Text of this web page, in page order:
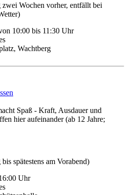
Wochen vorher, entfällt bei
10:00 bis 11:30 Uhr
Wachtberg
Spaß - Kraft, Ausdauer und
hier aufeinander (ab 12 Jahre;
spätestens am Vorabend)
Uhr